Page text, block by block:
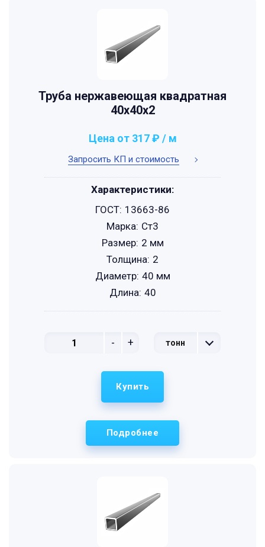
Труба нержавеющая квадратная
40х40х2
Запросить КП и стоимость
Цена от 317 ₽ / м
- + тонн
Характеристики:
ГОСТ: 13663-86
Марка: Ст3
Размер: 2 мм
Толщина: 2
Диаметр: 40 мм
Длина: 40
Подробнее
Купить